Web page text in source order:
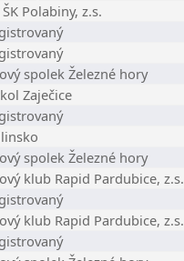
Polabiny, z.s.
spolek Železné hory
Zaječice
spolek Železné hory
klub Rapid Pardubice, z.s.
klub Rapid Pardubice, z.s.